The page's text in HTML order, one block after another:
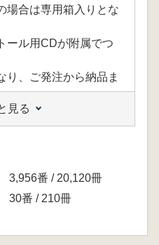
場合は専用箱入りとな
ール用CDが附属でつ
り、ご発注から納品ま
移行(2021年3月確認)
見る
3,956番 / 20,120冊
30番 / 210冊